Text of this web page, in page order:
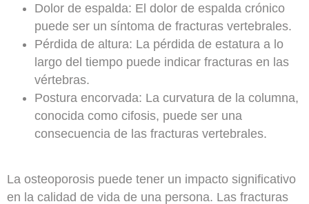
Dolor de espalda: El dolor de espalda crónico
puede ser un síntoma de fracturas vertebrales.
Pérdida de altura: La pérdida de estatura a lo
largo del tiempo puede indicar fracturas en las
vértebras.
Postura encorvada: La curvatura de la columna,
conocida como cifosis, puede ser una
consecuencia de las fracturas vertebrales.
La osteoporosis puede tener un impacto significativo
en la calidad de vida de una persona. Las fracturas